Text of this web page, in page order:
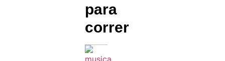
para
correr